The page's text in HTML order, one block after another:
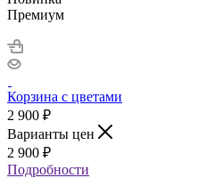
Премиум
Корзина с цветами
2 900 ₽
Варианты цен
2 900 ₽
Подробности